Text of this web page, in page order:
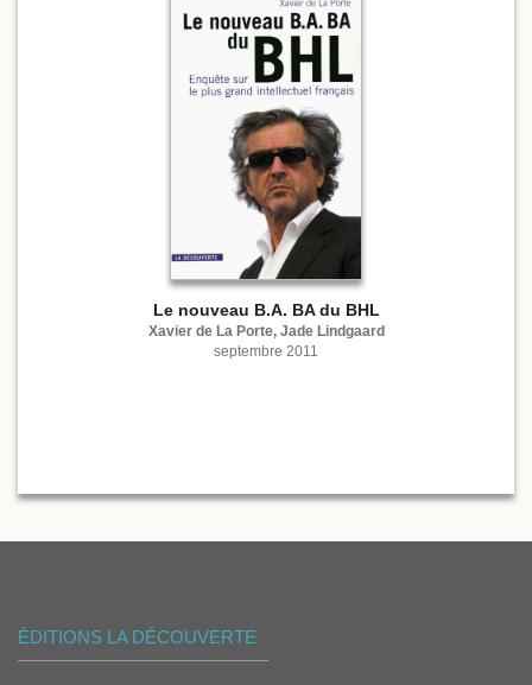
Le nouveau B.A. BA du BHL
Xavier de La Porte, Jade Lindgaard
septembre 2011
ÉDITIONS LA DÉCOUVERTE